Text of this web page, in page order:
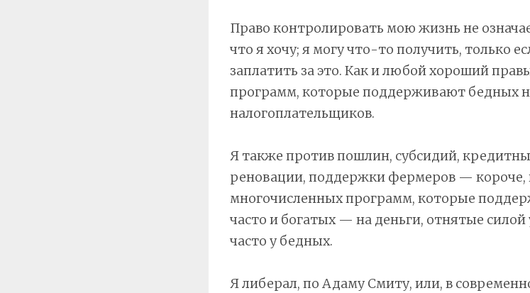
Право контролировать мою жизнь не
что я хочу; я могу что-то получить, только
заплатить за это. Как и любой хороший
программ, которые поддерживают бедных
налогоплательщиков.
Я также против пошлин, субсидий,
реновации, поддержки фермеров — короче,
многочисленных программ, которые
часто и богатых — на деньги, отнятые
часто у бедных.
Я либерал, по Адаму Смиту, или, в